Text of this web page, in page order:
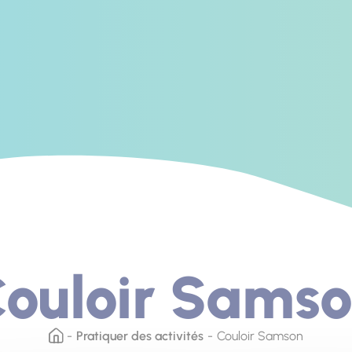
Pratiquer des activités Couloir Samson